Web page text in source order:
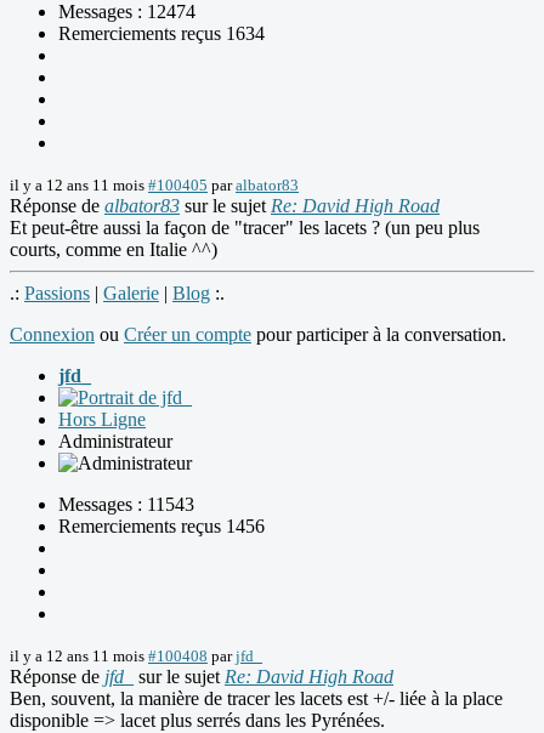
Messages : 12474
Remerciements reçus 1634
il y a 12 ans 11 mois #100405 paralbator83
Réponse de albator83 sur le sujet Re: David High Road
Et peut-être aussi la façon de "tracer" les lacets ? (un peu plus
courts, comme en Italie ^^)
.: Passions | Galerie | Blog :.
Connexion ou Créer un compte pour participer à la conversation.
jfd_
Hors Ligne
Administrateur
Messages : 11543
Remerciements reçus 1456
il y a 12 ans 11 mois #100408 parjfd_
Réponse de jfd_ sur le sujet Re: David High Road
Ben, souvent, la manière de tracer les lacets est +/- liée à la place
disponible => lacet plus serrés dans les Pyrénées.